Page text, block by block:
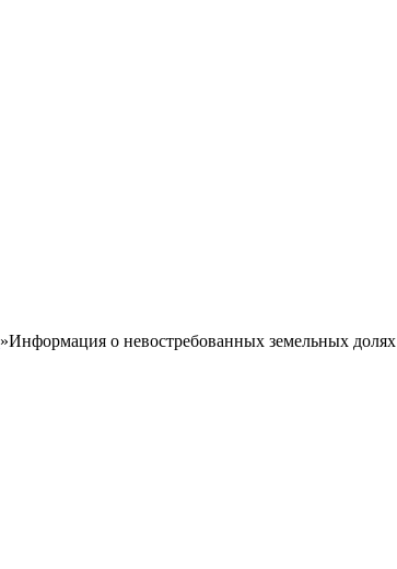
»Информация о невостребованных земельных долях